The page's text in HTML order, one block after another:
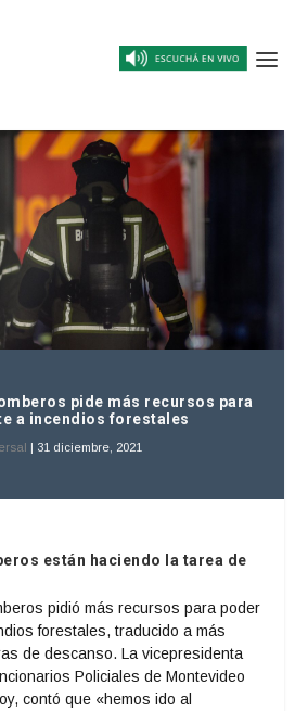
pide más recursos para
a incendios forestales
| 31 diciembre, 2021
están haciendo la tarea de
pidió más recursos para poder
forestales, traducido a más
de descanso. La vicepresidenta
Policiales de Montevideo
contó que «hemos ido al